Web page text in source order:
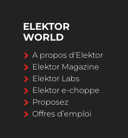
ELEKTOR
WORLD
A propos d'Elektor
Elektor Magazine
Elektor Labs
Elektor e-choppe
Proposez
Offres d’emploi